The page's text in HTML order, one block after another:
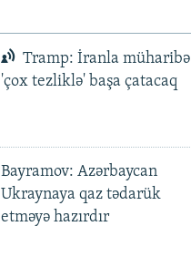
Tramp: İranla müharibə
'çox tezliklə' başa çatacaq
Bayramov: Azərbaycan
Ukraynaya qaz tədarük
etməyə hazırdır